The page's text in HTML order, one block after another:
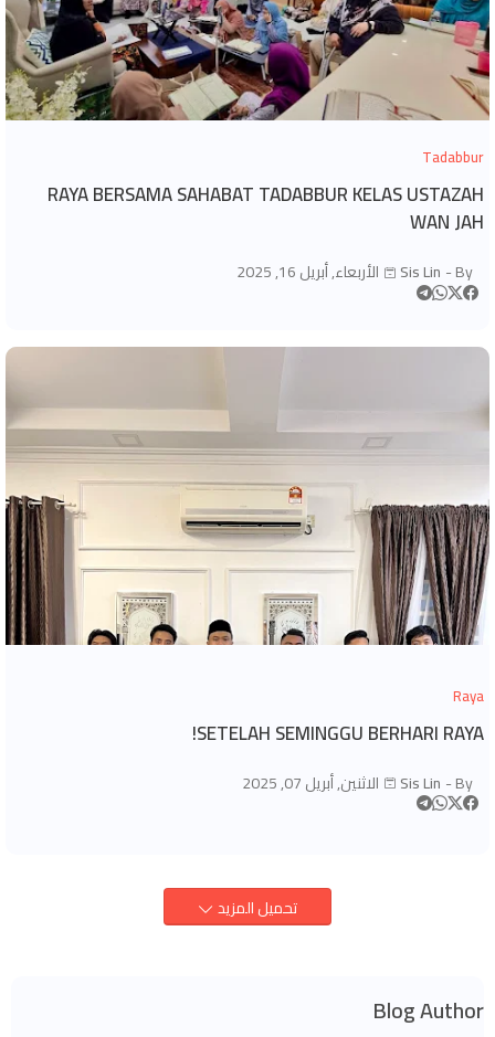
Tadabbur
RAYA BERSAMA SAHABAT TADABBUR KELAS USTAZAH
WAN JAH
By -
Sis Lin الأربعاء, أبريل 16, 2025
Raya
SETELAH SEMINGGU BERHARI RAYA!
By -
Sis Lin الاثنين, أبريل 07, 2025
تحميل المزيد
Blog Author